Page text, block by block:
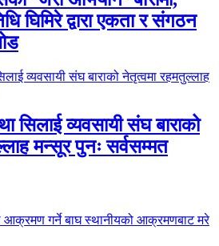
घिमिरे द्वारा एकता र संगठन
सिलाई व्यवसायी संघ बाराको
मन्सूर पुनः सर्वसम्मत